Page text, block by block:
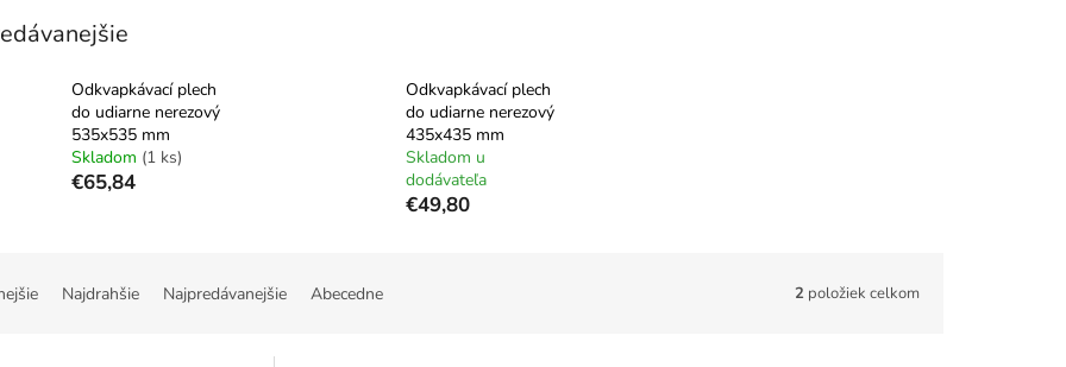
Odkvapkávací plech
do udiarne nerezový
535x535 mm
Skladom (1 ks)
€65,84
Odkvapkávací plech
do udiarne nerezový
435x435 mm
Skladom u
dodávateľa
€49,80
Najdrahšie Najpredávanejšie Abecedne 2 položiek celkom